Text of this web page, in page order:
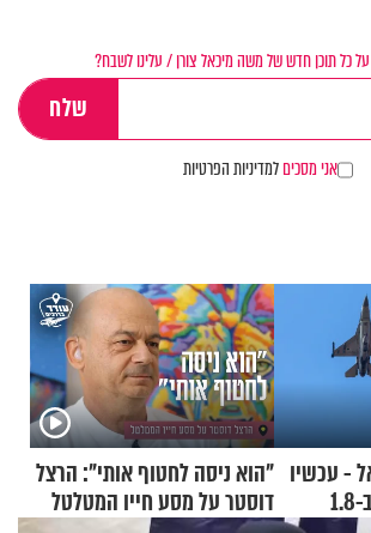
כל תוכן חדש של משה מיכאל צורן / עלינו לשבח?
אני מסכיםלמדיניות הפרטיות
- עכשיו
ארה"ב קונה ממנה ב-1.8
"הוא ניסה לחטוף אותי": הרצל
דוסטר על מסע חייו המטלטל